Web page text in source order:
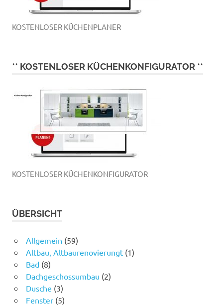
KOSTENLOSER KÜCHENPLANER
** KOSTENLOSER KÜCHENKONFIGURATOR **
KOSTENLOSER KÜCHENKONFIGURATOR
ÜBERSICHT
Allgemein (59)
Altbau, Altbaurenovierungt(1)
Bad(8)
Dachgeschossumbau (2)
Dusche (3)
Fenster(5)